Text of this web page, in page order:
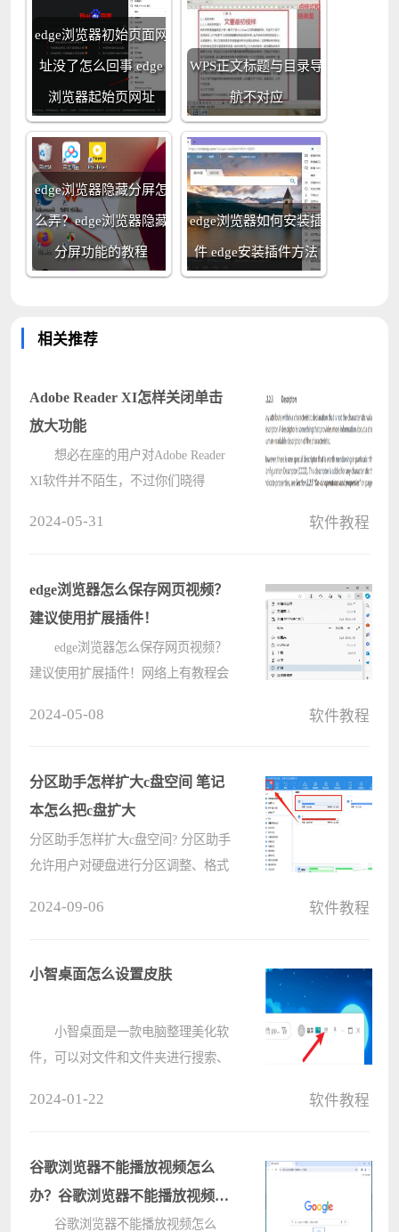
edge浏览器初始页面网
址没了怎么回事 edge
浏览器起始页网址
WPS正文标题与目录导
航不对应
edge浏览器隐藏分屏怎
么弄？edge浏览器隐藏
分屏功能的教程
edge浏览器如何安装插
件 edge安装插件方法
相关推荐
Adobe Reader XI怎样关闭单击
放大功能
想必在座的用户对Adobe Reader
XI软件并不陌生，不过你们晓得
一同来下文学习学习吧。 我们先
打????
2024-05-31 软件教程
edge浏览器怎么保存网页视频？
建议使用扩展插件！
edge浏览器怎么保存网页视频？
建议使用扩展插件！网络上有教程会
简单，这里咱们就一起来学习一下，
看????
2024-05-08 软件教程
分区助手怎样扩大c盘空间 笔记
本怎么把c盘扩大
分区助手怎样扩大c盘空间? 分区助手
允许用户对硬盘进行分区调整、格式
必备的便携设备，但是用久了都会发
2024-09-06 软件教程
小智桌面怎么设置皮肤
小智桌面是一款电脑整理美化软
件，可以对文件和文件夹进行搜索、
置皮肤的方法，有需要的小伙伴可以
来????
2024-01-22 软件教程
谷歌浏览器不能播放视频怎么
办？谷歌浏览器不能播放视频问
题详解
谷歌浏览器不能播放视频怎么